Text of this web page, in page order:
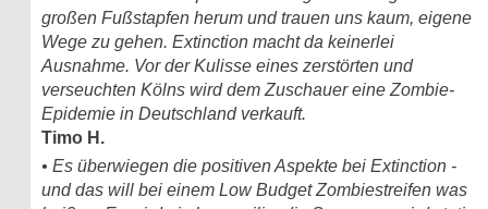
großen Fußstapfen herum und trauen uns kaum, eigene
Wege zu gehen. Extinction macht da keinerlei
Ausnahme. Vor der Kulisse eines zerstörten und
verseuchten Kölns wird dem Zuschauer eine Zombie-
Epidemie in Deutschland verkauft.
Timo H.
• Es überwiegen die positiven Aspekte bei Extinction -
und das will bei einem Low Budget Zombiestreifen was